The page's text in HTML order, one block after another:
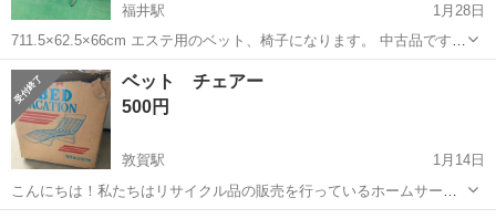
福井駅
1月28日
711.5×62.5×66cm エステ用のベット、椅子になります。 中古品ですの
で、シートの汚れや錆がありますが、まだまだ使える状態です。
福井 福井市 福井駅
ベット チェアー
500円
敦賀駅
1月14日
こんにちは！私たちはリサイクル品の販売を行っているホームサービ
スです。 私たちの目標は、使わなくなった商品に新たな価値を与え、